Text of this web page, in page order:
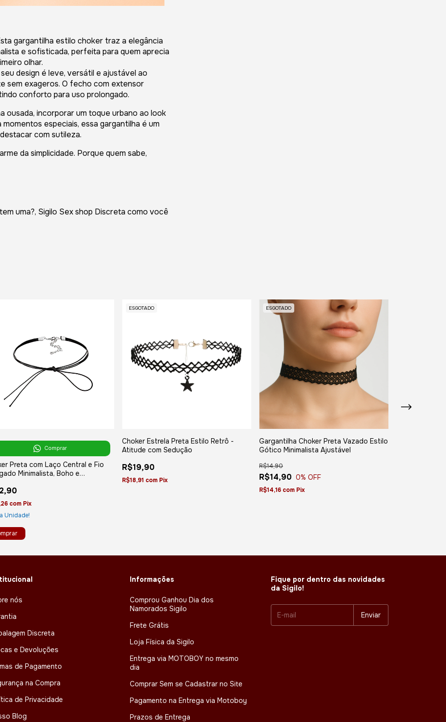
gargantilha estilo choker traz a elegância
e sofisticada, perfeita para quem aprecia
olhar.
design é leve, versátil e ajustável ao
sem exageros. O fecho com extensor
conforto para uso prolongado.
ousada, incorporar um toque urbano ao look
especiais, essa gargantilha é um
com sutileza.
da simplicidade. Porque quem sabe,
uma?, Sigilo Sex shop Discreta como você
Comprar
Preta com Laço Central e Fio
Minimalista, Boho e
com Pix
Unidade!
ESGOTADO
Choker Estrela Preta Estilo Retrô -
Atitude com Sedução
R$19,90
R$18,91 com Pix
ESGOTADO
Gargantilha Choker Preta Vazado Estilo
Gótico Minimalista Ajustável
R$14,90
R$14,90
0% OFF
R$14,16 com Pix
nós
Discreta
e Devoluções
de Pagamento
na Compra
de Privacidade
Blog
Informações
Comprou Ganhou Dia dos
Namorados Sigilo
Frete Grátis
Loja Física da Sigilo
Entrega via MOTOBOY no mesmo
dia
Comprar Sem se Cadastrar no Site
Pagamento na Entrega via Motoboy
Prazos de Entrega
Fique por dentro das novidades
da Sigilo!